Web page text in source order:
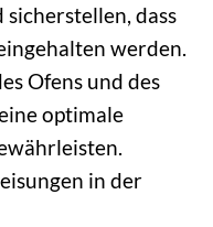
dass
werden.
Ofens und des
optimale
in der